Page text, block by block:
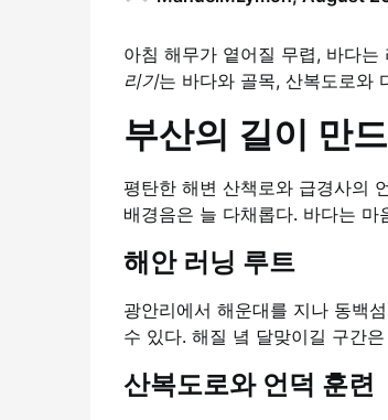
아침 해무가 옅어질 무렵, 바다
리기는 바다와 골목, 산복도로와
부산의 길이 만
평탄한 해변 산책로와 급경사의
배경음은 늘 다채롭다. 바다는
해안 러닝 루트
광안리에서 해운대를 지나 동백
수 있다. 해질 녘 달맞이길 구간
산복도로와 언덕 훈련